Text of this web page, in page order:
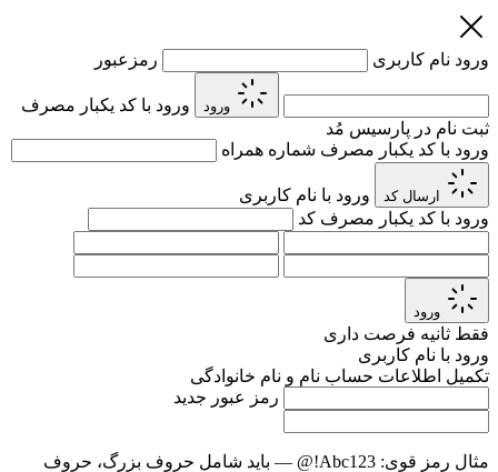
ورود نام کاربری رمزعبور
ورود
ورود با کد یکبار مصرف
ثبت نام در پارسیس مُد
ورود با کد یکبار مصرف شماره همراه
ارسال کد
ورود با نام کاربری
ورود با کد یکبار مصرف کد
ورود
فقط ثانیه فرصت داری
ورود با نام کاربری
تکمیل اطلاعات حساب نام و نام خانوادگی
رمز عبور جدید
مثال رمز قوی: Abc123!@
— باید شامل حروف بزرگ، حروف